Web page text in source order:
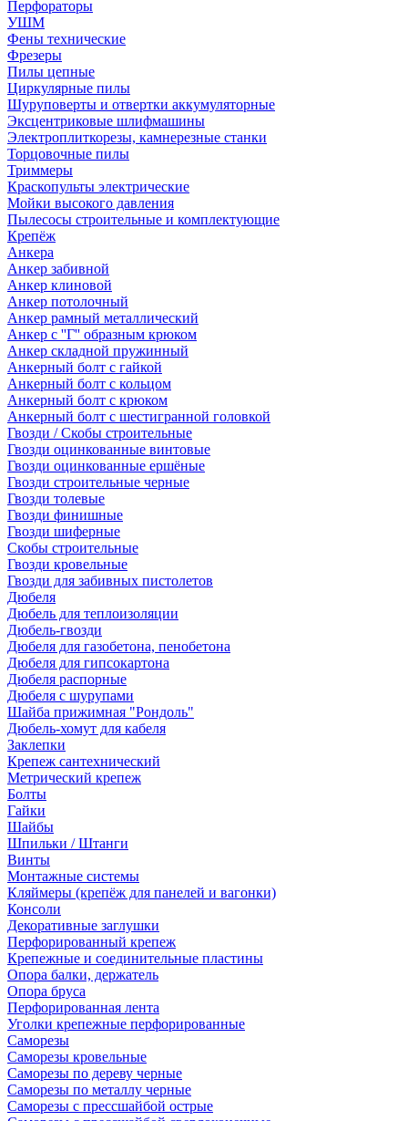
Перфораторы
УШМ
Фены технические
Фрезеры
Пилы цепные
Циркулярные пилы
Шуруповерты и отвертки аккумуляторные
Эксцентриковые шлифмашины
Электроплиткорезы, камнерезные станки
Торцовочные пилы
Триммеры
Краскопульты электрические
Мойки высокого давления
Пылесосы строительные и комплектующие
Крепёж
Анкера
Анкер забивной
Анкер клиновой
Анкер потолочный
Анкер рамный металлический
Анкер с ''Г'' образным крюком
Анкер складной пружинный
Анкерный болт с гайкой
Анкерный болт с кольцом
Анкерный болт с крюком
Анкерный болт с шестигранной головкой
Гвозди / Скобы строительные
Гвозди оцинкованные винтовые
Гвозди оцинкованные ершёные
Гвозди строительные черные
Гвозди толевые
Гвозди финишные
Гвозди шиферные
Скобы строительные
Гвозди кровельные
Гвозди для забивных пистолетов
Дюбеля
Дюбель для теплоизоляции
Дюбель-гвозди
Дюбеля для газобетона, пенобетона
Дюбеля для гипсокартона
Дюбеля распорные
Дюбеля с шурупами
Шайба прижимная "Рондоль"
Дюбель-хомут для кабеля
Заклепки
Крепеж сантехнический
Метрический крепеж
Болты
Гайки
Шайбы
Шпильки / Штанги
Винты
Монтажные системы
Кляймеры (крепёж для панелей и вагонки)
Консоли
Декоративные заглушки
Перфорированный крепеж
Крепежные и соединительные пластины
Опора балки, держатель
Опора бруса
Перфорированная лента
Уголки крепежные перфорированные
Саморезы
Саморезы кровельные
Саморезы по дереву черные
Саморезы по металлу черные
Саморезы с прессшайбой острые